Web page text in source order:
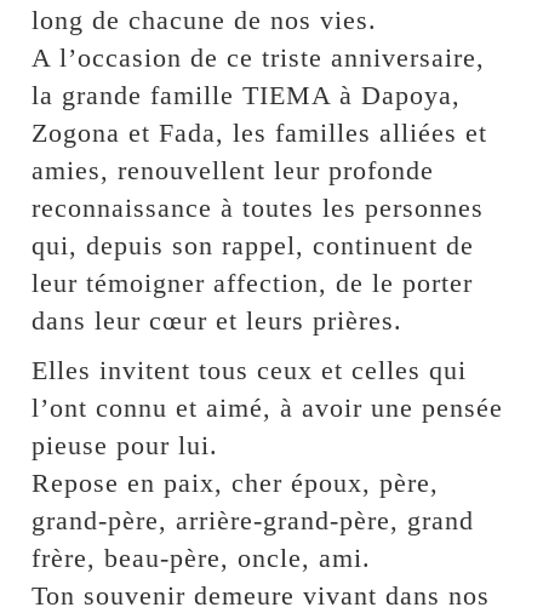
long de chacune de nos vies.
A l’occasion de ce triste anniversaire,
la grande famille TIEMA à Dapoya,
Zogona et Fada, les familles alliées et
amies, renouvellent leur profonde
reconnaissance à toutes les personnes
qui, depuis son rappel, continuent de
leur témoigner affection, de le porter
dans leur cœur et leurs prières.
Elles invitent tous ceux et celles qui
l’ont connu et aimé, à avoir une pensée
pieuse pour lui.
Repose en paix, cher époux, père,
grand-père, arrière-grand-père, grand
frère, beau-père, oncle, ami.
Ton souvenir demeure vivant dans nos